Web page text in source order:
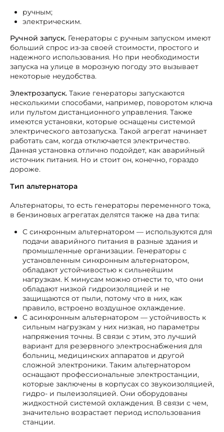
ручным;
электрическим.
Ручной запуск. Генераторы с ручным запуском имеют
больший спрос из-за своей стоимости, простого и
надежного использования. Но при необходимости
запуска на улице в морозную погоду это вызывает
некоторые неудобства.
Электрозапуск. Такие генераторы запускаются
несколькими способами, например, поворотом ключа
или пультом дистанционного управления. Также
имеются установки, которые оснащены системой
электрического автозапуска. Такой агрегат начинает
работать сам, когда отключается электричество.
Данная установка отлично подойдет, как аварийный
источник питания. Но и стоит он, конечно, гораздо
дороже.
Тип альтернатора
Альтернаторы, то есть генераторы переменного тока,
в бензиновых агрегатах делятся также на два типа:
С синхронным альтернатором — используются для
подачи аварийного питания в разные здания и
промышленные организации. Генераторы с
установленным синхронным альтернатором,
обладают устойчивостью к сильнейшим
нагрузкам. К минусам можно отнести то, что они
обладают низкой гидроизоляцией и не
защищаются от пыли, потому что в них, как
правило, встроено воздушное охлаждение.
С асинхронным альтернатором — устойчивость к
сильным нагрузкам у них низкая, но параметры
напряжения точны. В связи с этим, это лучший
вариант для резервного электроснабжения для
больниц, медицинских аппаратов и другой
сложной электроники. Таким альтернатором
оснащают профессиональные электростанции,
которые заключены в корпусах со звукоизоляцией,
гидро- и пылеизоляцией. Они оборудованы
жидкостной системой охлаждения. В связи с чем,
значительно возрастает период использования
станции.